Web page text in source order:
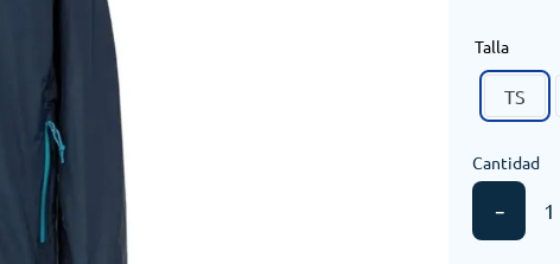
Talla
TS
Cantidad
－